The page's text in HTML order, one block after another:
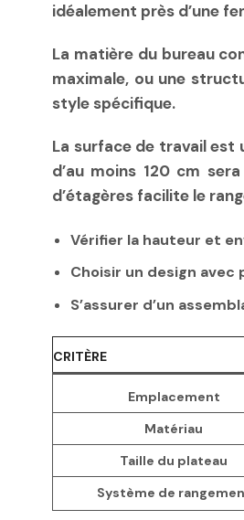
idéalement près d’une
La matièredu bureau
maximale, ou une
style spécifique.
La surface de travail est
d’au moins 120 cm
d’étagères facilite le
Vérifier la hauteur et
Choisir un design
S’assurer d’un
CRITÈRE
Emplacement
Matériau
Taille du plateau
Système de